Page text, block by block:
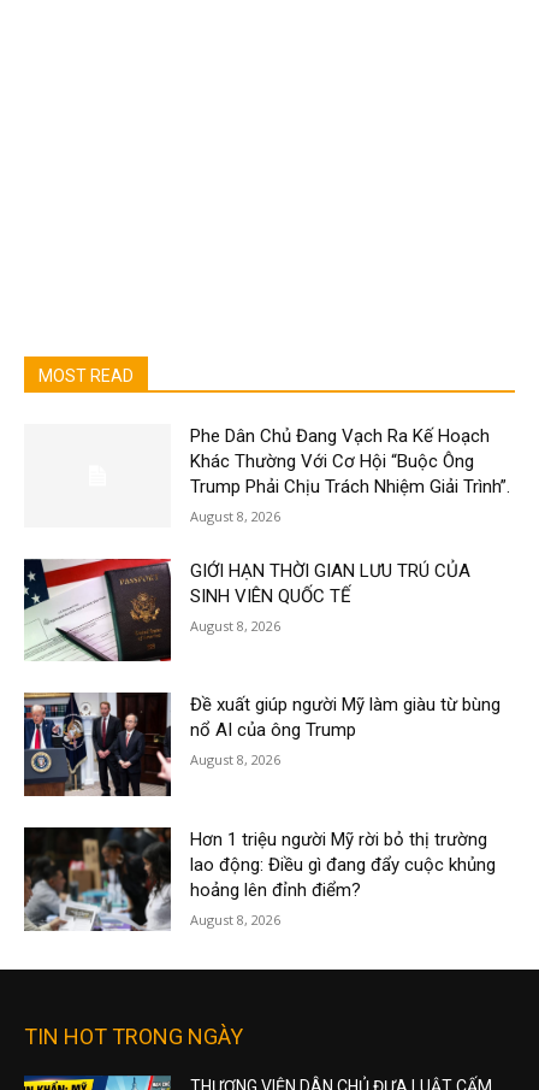
MOST READ
Phe Dân Chủ Đang Vạch Ra Kế Hoạch
Khác Thường Với Cơ Hội “Buộc Ông
Trump Phải Chịu Trách Nhiệm Giải Trình”.
August 8, 2026
GIỚI HẠN THỜI GIAN LƯU TRÚ CỦA
SINH VIÊN QUỐC TẾ
August 8, 2026
Đề xuất giúp người Mỹ làm giàu từ bùng
nổ AI của ông Trump
August 8, 2026
Hơn 1 triệu người Mỹ rời bỏ thị trường
lao động: Điều gì đang đẩy cuộc khủng
hoảng lên đỉnh điểm?
August 8, 2026
TIN HOT TRONG NGÀY
THƯỢNG VIỆN DÂN CHỦ ĐƯA LUẬT CẤM